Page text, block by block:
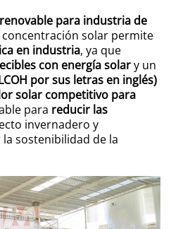
para industria de
concentración solar permite
en industria, ya que
con energía solary un
por sus letras en inglés)
solar competitivo para
para reducir las
invernadero y
sostenibilidad de la